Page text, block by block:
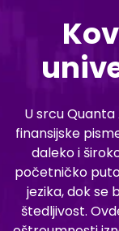
U srcu
finansijske
daleko i
početničko
jezika, dok se
štedljivost.